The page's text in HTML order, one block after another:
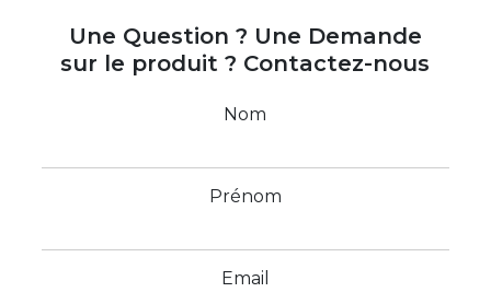
Une Question ? Une Demande
sur le produit ? Contactez-nous
Nom
Prénom
Email